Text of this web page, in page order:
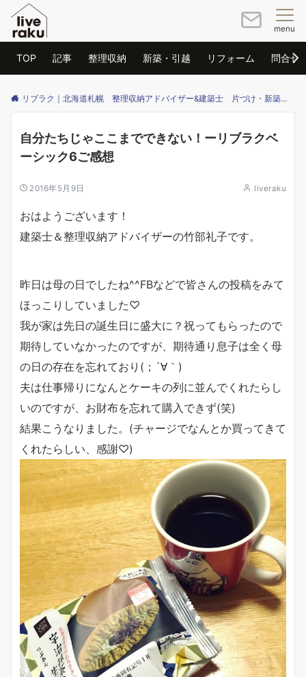
menu
TOP 記事 整理収納 新築・引越 リフォーム 問合せ
リブラク｜北海道札幌 整理収納アドバイザー&建築士 片づけ・新築・リフォームのご相談はリブラクまで
自分たちじゃここまでできない！ーリブラクベ
ーシック6ご感想
2016年5月9日 liveraku
おはようございます！
建築士＆整理収納アドバイザーの竹部礼子です。
昨日は母の日でしたね^^FBなどで皆さんの投稿をみて
ほっこりしていました♡
我が家は先日の誕生日に盛大に？祝ってもらったので
期待していなかったのですが、期待通り息子は全く母
の日の存在を忘れており(；´∀｀)
夫は仕事帰りになんとケーキの列に並んでくれたらし
いのですが、お財布を忘れて購入できず(笑)
結果こうなりました。(チャージでなんとか買ってきて
くれたらしい、感謝♡)